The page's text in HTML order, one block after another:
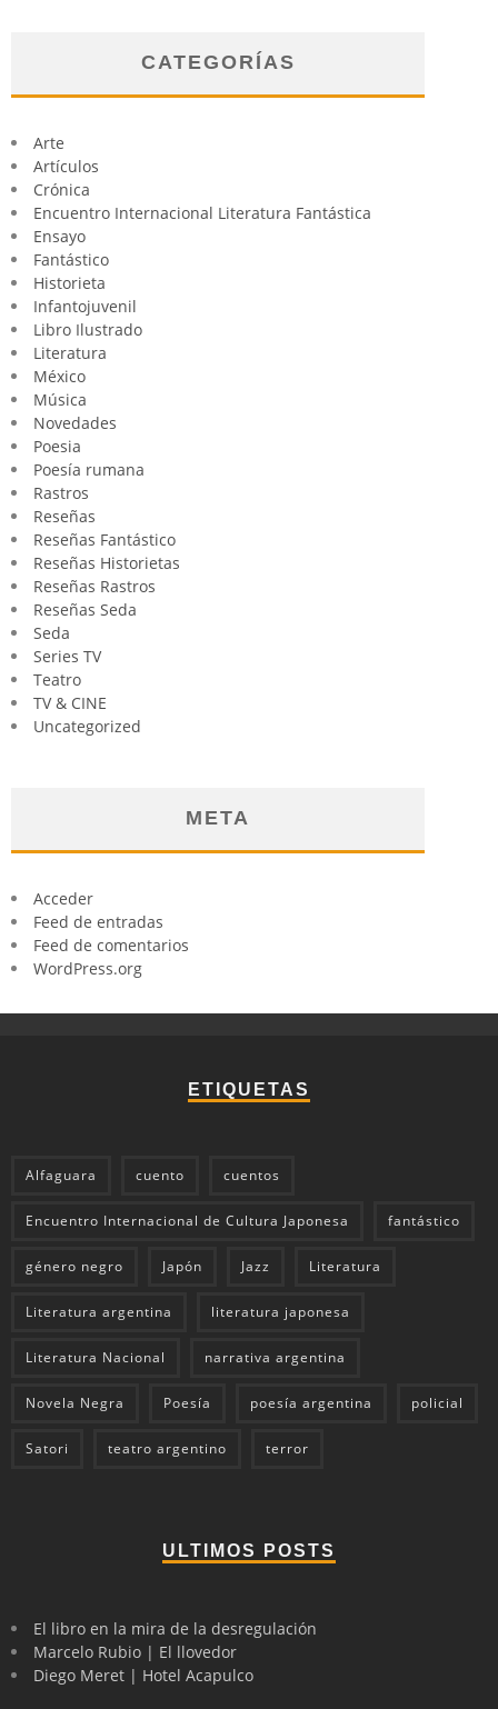
CATEGORÍAS
Arte
Artículos
Crónica
Encuentro Internacional Literatura Fantástica
Ensayo
Fantástico
Historieta
Infantojuvenil
Libro Ilustrado
Literatura
México
Música
Novedades
Poesia
Poesía rumana
Rastros
Reseñas
Reseñas Fantástico
Reseñas Historietas
Reseñas Rastros
Reseñas Seda
Seda
Series TV
Teatro
TV & CINE
Uncategorized
META
Acceder
Feed de entradas
Feed de comentarios
WordPress.org
ETIQUETAS
Alfaguara cuento cuentos
Encuentro Internacional de Cultura Japonesa fantástico
género negro Japón Jazz Literatura
Literatura argentina literatura japonesa
Literatura Nacional narrativa argentina
Novela Negra Poesía poesía argentina policial
Satori teatro argentino terror
ULTIMOS POSTS
El libro en la mira de la desregulación
Marcelo Rubio | El llovedor
Diego Meret | Hotel Acapulco